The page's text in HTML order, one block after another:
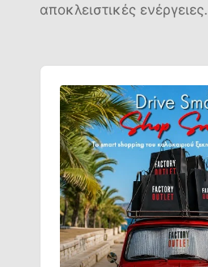
αποκλειστικές ενέργειες.